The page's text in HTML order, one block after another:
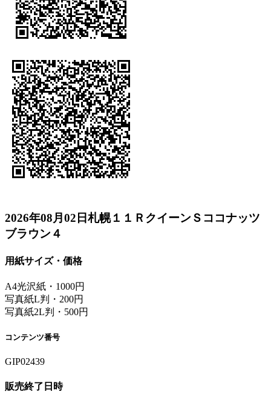
2026年08月02日札幌１１ＲクイーンＳココナッツ
ブラウン４
用紙サイズ・価格
A4光沢紙・1000円
写真紙L判・200円
写真紙2L判・500円
コンテンツ番号
GIP02439
販売終了日時